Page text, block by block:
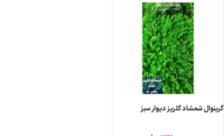
گرینوال شمشاد گلریز دیوار سبز